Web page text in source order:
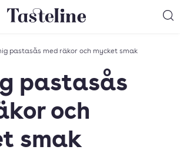
Till Tastelines startsida
pastasås med räkor och mycket smak
pastasås
och
smak